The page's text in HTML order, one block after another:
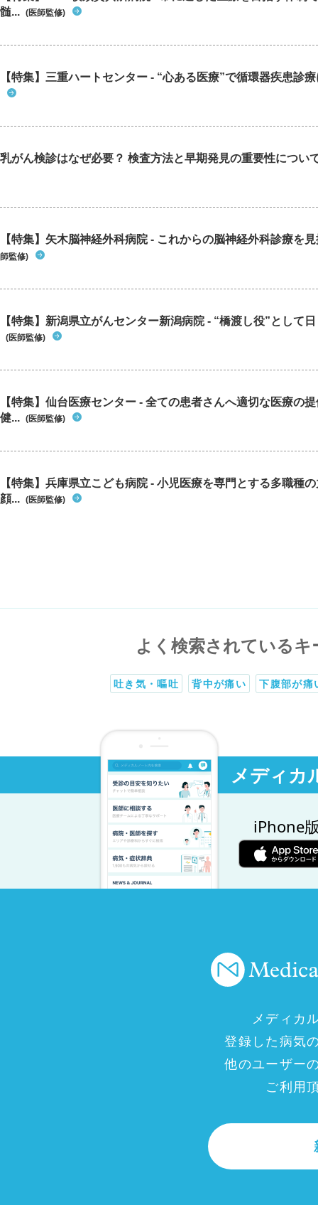
髄... (医師監修)
【特集】三重ハートセンター - “心ある医療”で循環器疾患診
乳がん検診はなぜ必要？ 検査方法と早期発見の重要性につい
【特集】矢木脳神経外科病院 - これからの脳神経外科診療を
師監修)
【特集】新潟県立がんセンター新潟病院 - “橋渡し役”として
(医師監修)
【特集】仙台医療センター - 全ての患者さんへ適切な医療の
健... (医師監修)
【特集】兵庫県立こども病院 - 小児医療を専門とする多職種
顔... (医師監修)
よく検索されているキ
吐き気・嘔吐 背中が痛い 下腹部が痛
メディカ
iPhone
メディカ
登録した病気
他のユーザー
ご利用